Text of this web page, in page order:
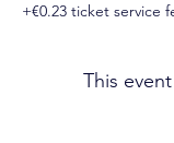
+€0.23 ticket service
This